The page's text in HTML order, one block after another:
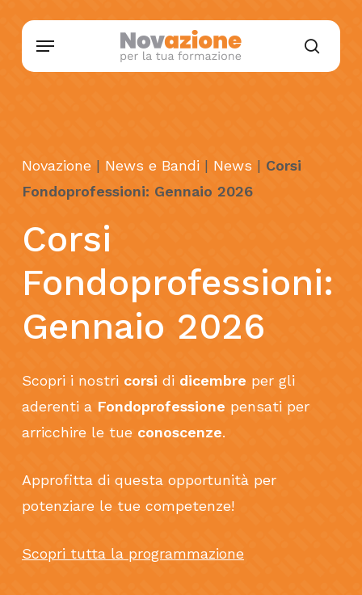
main
Menu
Novazione | News e Bandi| News | Corsi
Fondoprofessioni: Gennaio 2026
Corsi
Fondoprofessioni:
Gennaio 2026
Scopri i nostri corsi di dicembre per gli
aderenti a Fondoprofessione pensati per
arricchire le tue conoscenze.
Approfitta di questa opportunità per
potenziare le tue competenze!
Scopri tutta la programmazione